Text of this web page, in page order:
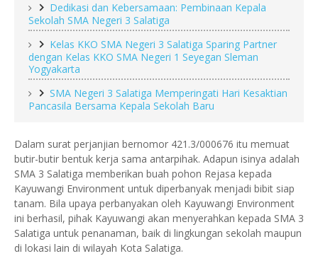
Dedikasi dan Kebersamaan: Pembinaan Kepala
Sekolah SMA Negeri 3 Salatiga
Kelas KKO SMA Negeri 3 Salatiga Sparing Partner
dengan Kelas KKO SMA Negeri 1 Seyegan Sleman
Yogyakarta
SMA Negeri 3 Salatiga Memperingati Hari Kesaktian
Pancasila Bersama Kepala Sekolah Baru
Dalam surat perjanjian bernomor 421.3/000676 itu memuat
butir-butir bentuk kerja sama antarpihak. Adapun isinya adalah
SMA 3 Salatiga memberikan buah pohon Rejasa kepada
Kayuwangi Environment untuk diperbanyak menjadi bibit siap
tanam. Bila upaya perbanyakan oleh Kayuwangi Environment
ini berhasil, pihak Kayuwangi akan menyerahkan kepada SMA 3
Salatiga untuk penanaman, baik di lingkungan sekolah maupun
di lokasi lain di wilayah Kota Salatiga.